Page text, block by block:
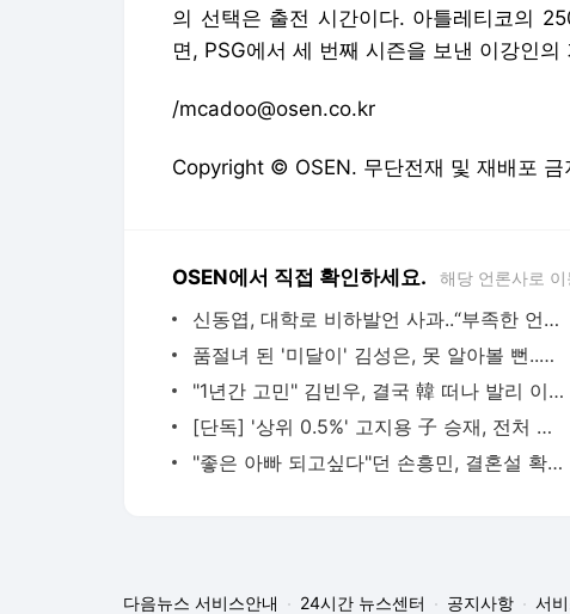
의 선택은 출전 시간이다. 아틀레티코의
면, PSG에서 세 번째 시즌을 보낸 이강인
/mcadoo@osen.co.kr
Copyright © OSEN. 무단전재 및 재배포 금
OSEN에서 직접 확인하세요. 해당 언론사로
신동엽, 대학로 비하발언 사과..“부족한 언행, 현장 노고 배려 못했다” [전문]
품절녀 된 '미달이' 김성은, 못 알아볼 뻔..우아함 물씬 "생일 축하해"
"1년간 고민" 김빈우, 결국 韓 떠나 발리 이민…논란 속 새출발
[단독] '상위 0.5%' 고지용 子 승재, 전처 허양임이 키운다…극비 이혼 2년 만 고백 (종합)
"좋은 아빠 되고싶다"던 손흥민, 결혼설 확산..왼손 약지 '970만원 웨딩링' 포착[핫피플]
다음뉴스 서비스안내 24시간 뉴스센터 공지사항 서